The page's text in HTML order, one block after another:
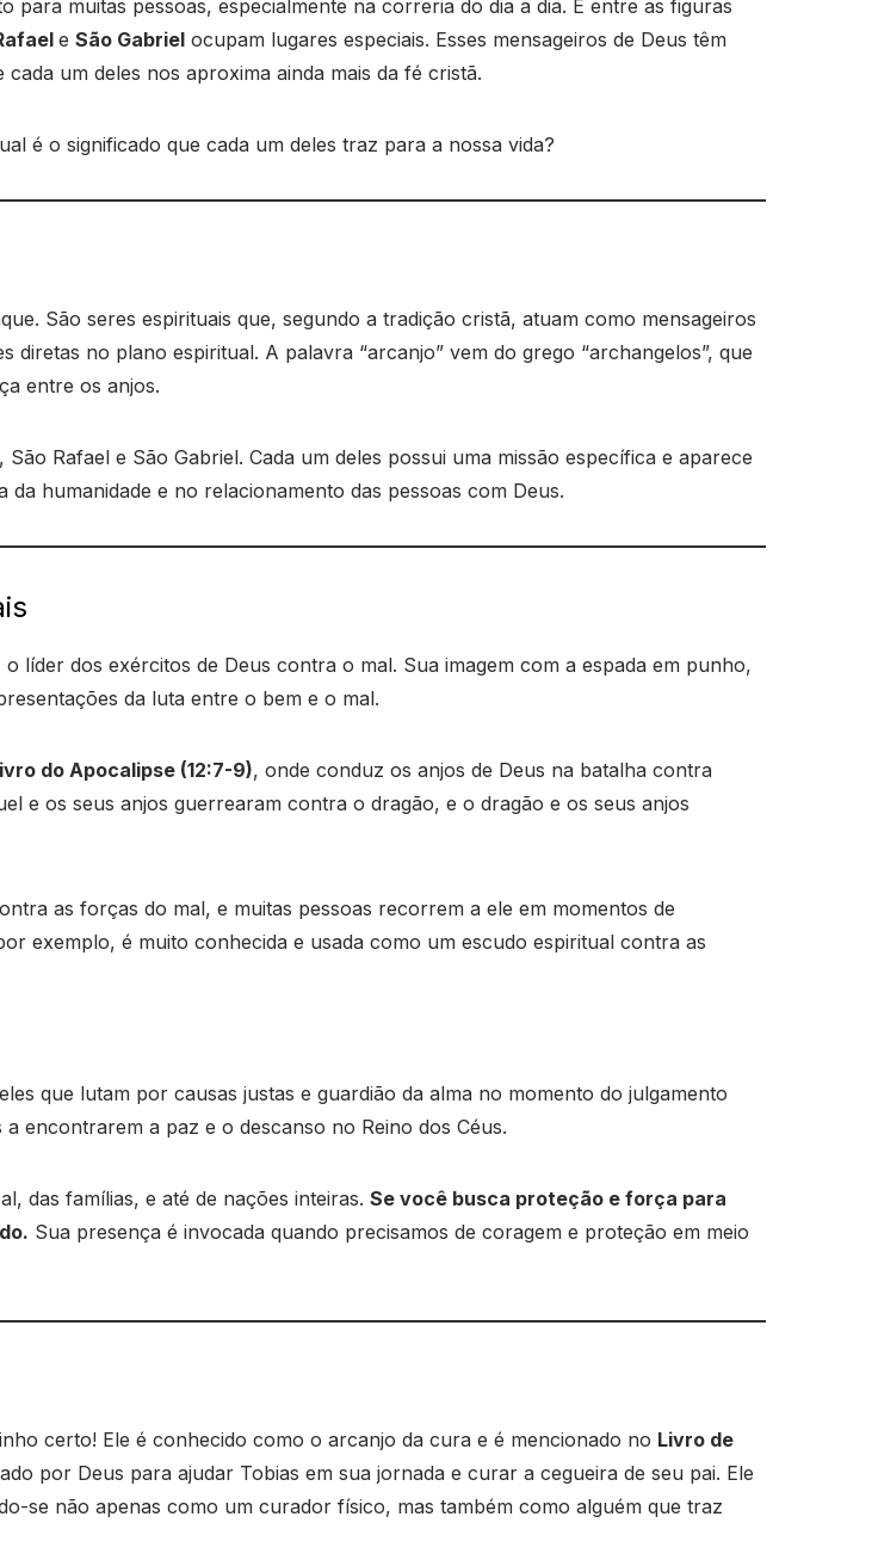
muitas pessoas, especialmente na correria do dia a dia. E entre as figuras
e São Gabriel ocupam lugares especiais. Esses mensageiros de Deus têm
um deles nos aproxima ainda mais da fé cristã.
é o significado que cada um deles traz para a nossa vida?
São seres espirituais que, segundo a tradição cristã, atuam como mensageiros
no plano espiritual. A palavra “arcanjo” vem do grego “archangelos”, que
entre os anjos.
Rafael e São Gabriel. Cada um deles possui uma missão específica e aparece
humanidade e no relacionamento das pessoas com Deus.
líder dos exércitos de Deus contra o mal. Sua imagem com a espada em punho,
da luta entre o bem e o mal.
do Apocalipse (12:7-9), onde conduz os anjos de Deus na batalha contra
e os seus anjos guerrearam contra o dragão, e o dragão e os seus anjos
as forças do mal, e muitas pessoas recorrem a ele em momentos de
exemplo, é muito conhecida e usada como um escudo espiritual contra as
que lutam por causas justas e guardião da alma no momento do julgamento
encontrarem a paz e o descanso no Reino dos Céus.
das famílias, e até de nações inteiras. Se você busca proteção e força para
Sua presença é invocada quando precisamos de coragem e proteção em meio
certo! Ele é conhecido como o arcanjo da cura e é mencionado no Livro de
por Deus para ajudar Tobias em sua jornada e curar a cegueira de seu pai. Ele
se não apenas como um curador físico, mas também como alguém que traz